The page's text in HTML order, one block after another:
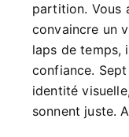
partition. Vous
convaincre un
laps de temps,
confiance.
identité
sonnent juste.